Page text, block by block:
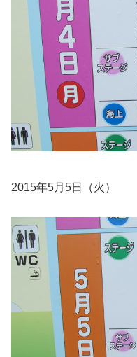
2015年5月5日（火）